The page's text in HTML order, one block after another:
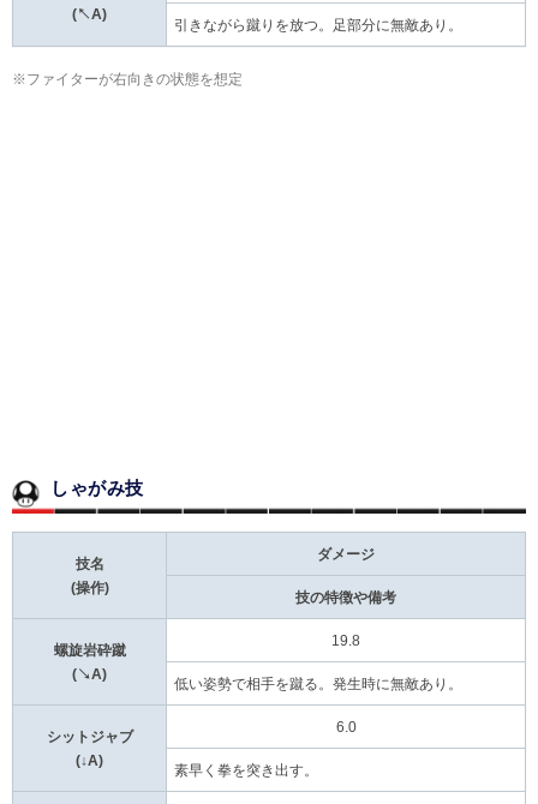
(↖A)
引きながら蹴りを放つ。足部分に無敵あり。
※ファイターが右向きの状態を想定
しゃがみ技
技名
(操作)
ダメージ
技の特徴や備考
螺旋岩砕蹴
(↘A)
19.8
低い姿勢で相手を蹴る。発生時に無敵あり。
シットジャブ
(↓A)
6.0
素早く拳を突き出す。